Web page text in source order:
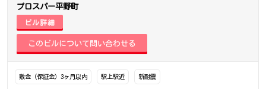
プロスパー平野町
ビル詳細
敷金（保証金）3ヶ月以内 駅上駅近 新耐震